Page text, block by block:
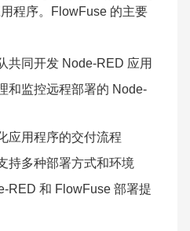
程序。FlowFuse 的主要
共同开发 Node-RED 应用
和监控远程部署的 Node-
应用程序的交付流程
持多种部署方式和环境
RED 和 FlowFuse 部署提